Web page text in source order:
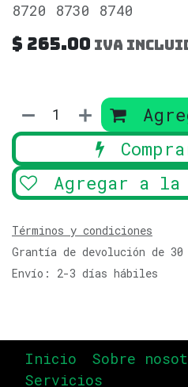
8720 8730 8740
$ 265.00 IVA
Agregar a
Términos y condiciones
Grantía de devolución de 30
Envío: 2-3 días hábiles
Inicio Sobre
Servicios